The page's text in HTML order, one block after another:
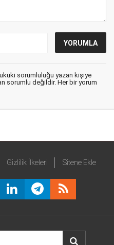
sorumluluğu yazan kişiye
sorumlu değildir. Her bir yorum
Gizlilik İlkeleri Sitene Ekle